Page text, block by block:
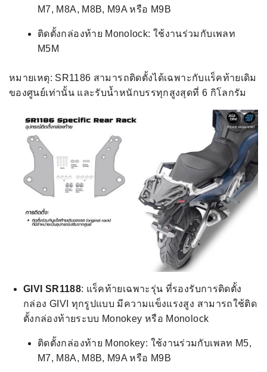
M7, M8A, M8B, M9A หรือ M9B
ติดตั้งกล่องท้าย Monolock: ใช้งานร่วมกับเพลท
M5M
หมายเหตุ: SR1186 สามารถติดตั้งได้เฉพาะกับแร็คท้ายเดิม
ของศูนย์เท่านั้น และรับนํ้าหนักบรรทุกสูงสุดที่ 6 กิโลกรัม
GIVI SR1188: แร็คท้ายเฉพาะรุ่น ที่รองรับการติดตั้ง
กล่อง GIVI ทุกรูปแบบ มีความแข็งแรงสูง สามารถใช้ติด
ตั้งกล่องท้ายระบบ Monokey หรือ Monolock
ติดตั้งกล่องท้าย Monokey: ใช้งานร่วมกับเพลท M5,
M7, M8A, M8B, M9A หรือ M9B